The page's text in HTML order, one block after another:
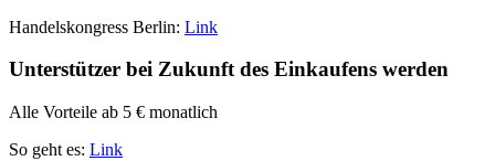
Handelskongress Berlin: Link
Unterstützer bei Zukunft des Einkaufens werden
Alle Vorteile ab 5 € monatlich
So geht es: Link